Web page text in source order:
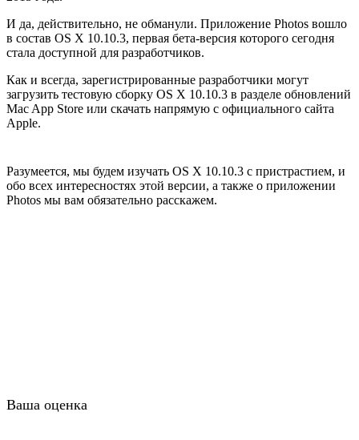
И да, действительно, не обманули. Приложение Photos вошло
в состав OS X 10.10.3, первая бета-версия которого сегодня
стала доступной для разработчиков.
Как и всегда, зарегистрированные разработчики могут
загрузить тестовую сборку OS X 10.10.3 в разделе обновлений
Mac App Store или скачать напрямую с официального сайта
Apple.
Разумеется, мы будем изучать OS X 10.10.3 с пристрастием, и
обо всех интересностях этой версии, а также о приложении
Photos мы вам обязательно расскажем.
Ваша оценка